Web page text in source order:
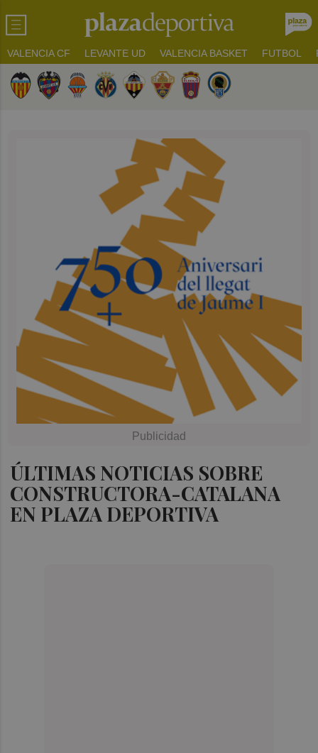
VALENCIA CF LEVANTE UD VALENCIA BASKET FUTBOL
ÚLTIMAS NOTICIAS SOBRE
CONSTRUCTORA-CATALANA
EN PLAZA DEPORTIVA